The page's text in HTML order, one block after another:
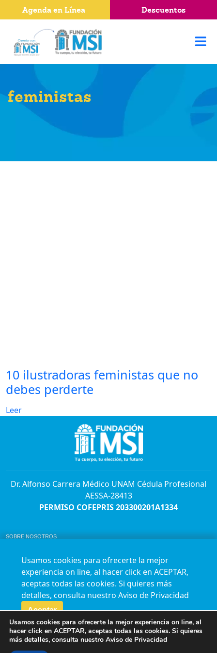
feministas
10 ilustradoras feministas que no
debes perderte
Leer
Dr. Alfonso Carrera Médico UNAM Cédula Profesional
AESSA-28413
PERMISO COFEPRIS 203300201A1334
SOBRE NOSOTROS
AVISO DE PRIVACIDAD
Horario de atención para citas e informes:
Lunes a sábado de 7:00am a 9:00pm
Agenda en línea
24/7 aquí
Síguenos en nuestras redes
Agenda en Línea Descuentos
Usamos cookies para ofrecerte la mejor
experiencia on line, al hacer click en ACEPTAR,
aceptas todas las cookies. Si quieres más
detalles, consulta nuestro Aviso de Privacidad
Aceptar
Usamos cookies para ofrecerte la mejor experiencia on line, al
hacer click en ACEPTAR, aceptas todas las cookies. Si quieres
más detalles, consulta nuestro Aviso de Privacidad